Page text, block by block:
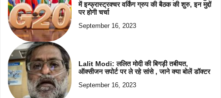
में इन्फ्रास्ट्रक्चर वर्किंग ग्रुप की बैठक की शुरु, इन मुद्दों
पर होगी चर्चा
September 16, 2023
Lalit Modi: ललित मोदी की बिगड़ी तबीयत,
ऑक्सीजन सपोर्ट पर ले रहे सांसे , जाने क्या बोलें डॉक्टर
September 16, 2023